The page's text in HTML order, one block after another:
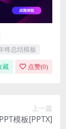
终总结模板
藏 点赞(0)
上一篇
模板[PPTX]